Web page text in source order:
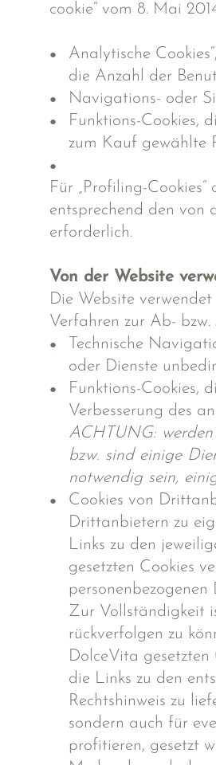
cookie“ vom 8. Mai
Analytische
die Anzahl der
Navigations- oder
Funktions-Cookies,
zum Kauf gewählte
Für „Profiling-
entsprechend den von
erforderlich.
Von der Website
Die Website
Verfahren zur Ab-
Technische
oder Dienste
Funktions-Cookies,
Verbesserung des
ACHTUNG:
bzw. sind einige
notwendig sein,
Cookies von
Drittanbietern zu
Links zu den
gesetzten Cookies
Zur Vollständigkeit
rückverfolgen zu
DolceVita
die Links zu den
Rechtshinweis zu
sondern auch für
profitieren, gesetzt